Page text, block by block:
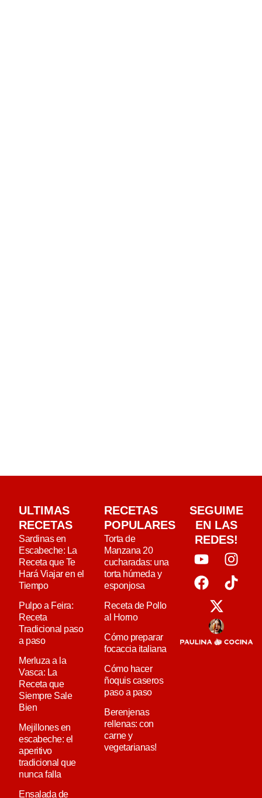
ULTIMAS
RECETAS
Sardinas en
Escabeche: La
Receta que Te
Hará Viajar en el
Tiempo
Pulpo a Feira:
Receta
Tradicional paso
a paso
Merluza a la
Vasca: La
Receta que
Siempre Sale
Bien
Mejillones en
escabeche: el
aperitivo
tradicional que
nunca falla
Ensalada de
RECETAS
POPULARES
Torta de
Manzana 20
cucharadas: una
torta húmeda y
esponjosa
Receta de Pollo
al Horno
Cómo preparar
focaccia italiana
Cómo hacer
ñoquis caseros
paso a paso
Berenjenas
rellenas: con
carne y
vegetarianas!
SEGUIME
EN LAS
REDES!